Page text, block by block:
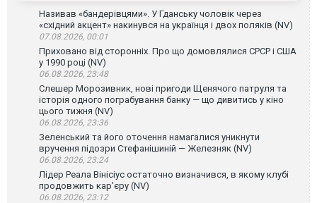
Називав «бандерівцями». У Гданську чоловік через
«східний акцент» накинувся на українця і двох поляків (NV)
07.08.2026, 00:01
Приховано від сторонніх. Про що домовлялися СРСР і США
у 1990 році (NV)
06.08.2026, 23:48
Слешер Морозивник, нові пригоди Щенячого патруля та
історія одного пограбування банку — що дивитись у кіно
цього тижня (NV)
06.08.2026, 23:36
Зеленський та його оточення намагалися уникнути
вручення підозри Стефанішиній — Железняк (NV)
06.08.2026, 23:24
Лідер Реала Вінісіус остаточно визначився, в якому клубі
продовжить кар'єру (NV)
06.08.2026, 23:12